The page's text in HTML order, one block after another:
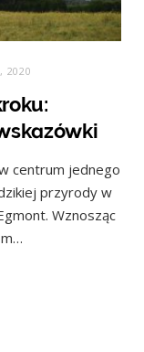
2020
centrum jednego
przyrody w
Wznosząc